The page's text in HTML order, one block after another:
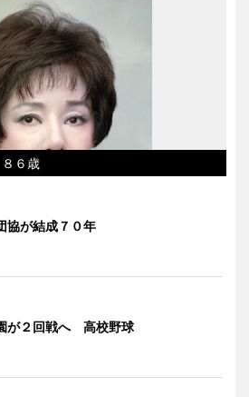
６歳
協が結成７０年
が２回戦へ 高校野球